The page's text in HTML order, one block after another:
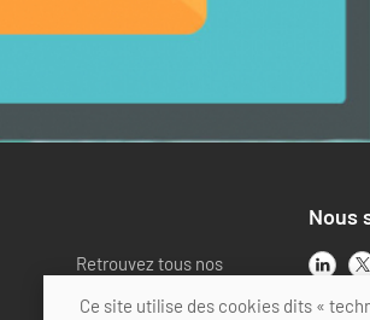
Retrouvez tous nos
Nous
Ce site utilise des cookies dits «